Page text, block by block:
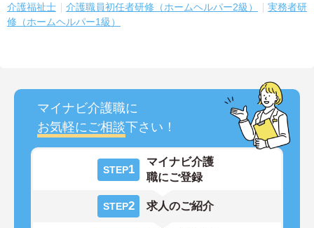
介護福祉士 介護職員初任者研修（ホームヘルパー2級）
実務者研
修（ホームヘルパー1級）
マイナビ介護職に
お気軽にご相談下さい！
STEP1
マイナビ介護
職にご登録
STEP2 求人のご紹介